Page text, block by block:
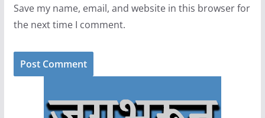
Save my name, email, and website in this browser for
the next time I comment.